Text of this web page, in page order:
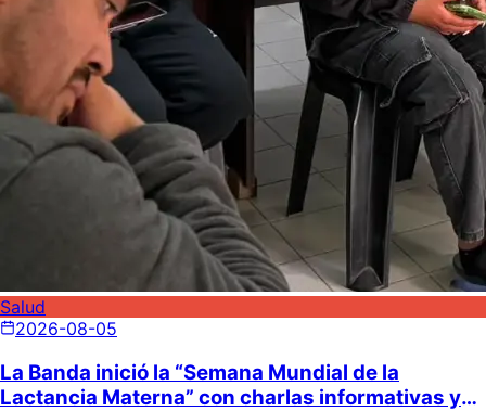
Salud
2026-08-05
La Banda inició la “Semana Mundial de la
Lactancia Materna” con charlas informativas y